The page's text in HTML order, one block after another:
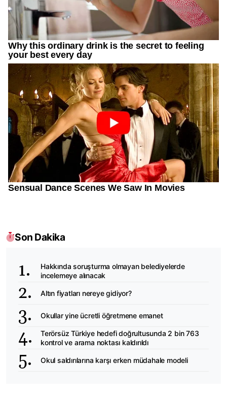
Son Dakika
Hakkında soruşturma olmayan belediyelerde
incelemeye alınacak
Altın fiyatları nereye gidiyor?
Okullar yine ücretli öğretmene emanet
Terörsüz Türkiye hedefi doğrultusunda 2 bin 763
kontrol ve arama noktası kaldırıldı
Okul saldırılarına karşı erken müdahale modeli